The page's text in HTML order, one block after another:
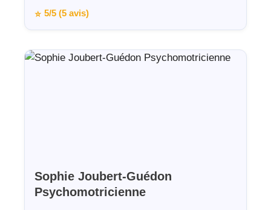
⭐ 5/5 (5 avis)
Sophie Joubert-Guédon
Psychomotricienne